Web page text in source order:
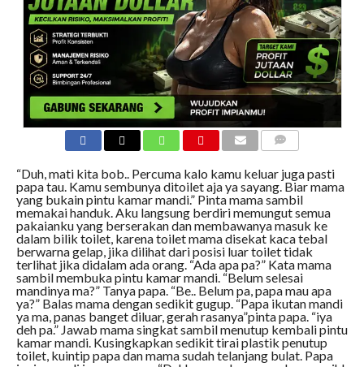
“Duh, mati kita bob.. Percuma kalo kamu keluar juga pasti
papa tau. Kamu sembunya ditoilet aja ya sayang. Biar mama
yang bukain pintu kamar mandi.” Pinta mama sambil
memakai handuk. Aku langsung berdiri memungut semua
pakaianku yang berserakan dan membawanya masuk ke
dalam bilik toilet, karena toilet mama disekat kaca tebal
berwarna gelap, jika dilihat dari posisi luar toilet tidak
terlihat jika didalam ada orang. “Ada apa pa?” Kata mama
sambil membuka pintu kamar mandi. “Belum selesai
mandinya ma?” Tanya papa. “Be.. Belum pa, papa mau apa
ya?” Balas mama dengan sedikit gugup. “Papa ikutan mandi
ya ma, panas banget diluar, gerah rasanya”pinta papa. “iya
deh pa.” Jawab mama singkat sambil menutup kembali pintu
kamar mandi. Kusingkapkan sedikit tirai plastik penutup
toilet, kuintip papa dan mama sudah telanjang bulat. Papa